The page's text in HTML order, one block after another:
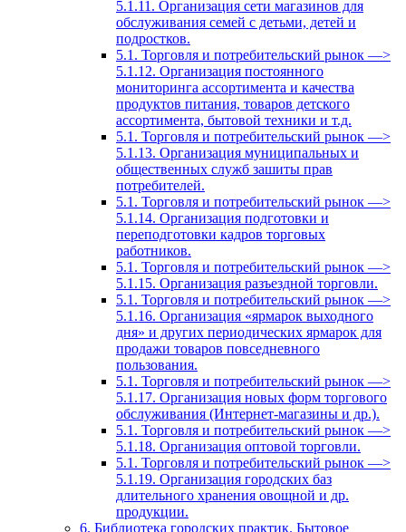
5.1.11. Организация сети магазинов для
обслуживания семей с детьми, детей и
подростков.
5.1. Торговля и потребительский рынок —>
5.1.12. Организация постоянного
мониторинга ассортимента и качества
продуктов питания, товаров детского
ассортимента, бытовой техники и т.д.
5.1. Торговля и потребительский рынок —>
5.1.13. Организация муниципальных и
общественных служб зашиты прав
потребителей.
5.1. Торговля и потребительский рынок —>
5.1.14. Организация подготовки и
переподготовки кадров торговых
работников.
5.1. Торговля и потребительский рынок —>
5.1.15. Организация разъездной торговли.
5.1. Торговля и потребительский рынок —>
5.1.16. Организация «ярмарок выходного
дня» и других периодических ярмарок для
продажи товаров повседневного
пользования.
5.1. Торговля и потребительский рынок —>
5.1.17. Организация новых форм торгового
обслуживания (Интернет-магазины и др.).
5.1. Торговля и потребительский рынок —>
5.1.18. Организация оптовой торговли.
5.1. Торговля и потребительский рынок —>
5.1.19. Организация городских баз
длительного хранения овощной и др.
продукции.
6. Библиотека городских практик. Бытовое